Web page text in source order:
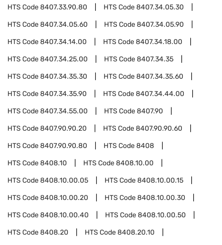
HTS Code8407.33.90.80 HTS Code8407.34.05.30
HTS Code8407.34.05.60 HTS Code8407.34.05.90
HTS Code8407.34.14.00 HTS Code8407.34.18.00
HTS Code8407.34.25.00 HTS Code8407.34.35
HTS Code8407.34.35.30 HTS Code8407.34.35.60
HTS Code8407.34.35.90 HTS Code8407.34.44.00
HTS Code8407.34.55.00 HTS Code8407.90
HTS Code8407.90.90.20 HTS Code8407.90.90.60
HTS Code8407.90.90.80 HTS Code8408
HTS Code8408.10 HTS Code8408.10.00
HTS Code8408.10.00.05 HTS Code8408.10.00.15
HTS Code8408.10.00.20 HTS Code8408.10.00.30
HTS Code8408.10.00.40 HTS Code8408.10.00.50
HTS Code8408.20 HTS Code8408.20.10